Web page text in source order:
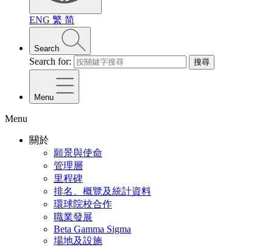
ENG 繁 简
Search
Search for: 搜尋
Menu
Menu
關於
願景與使命
管理層
里程碑
排名、概覽及統計資料
環球院校合作
職業發展
Beta Gamma Sigma
場地及設施